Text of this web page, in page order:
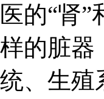
医的“肾
样的脏器
统、生殖